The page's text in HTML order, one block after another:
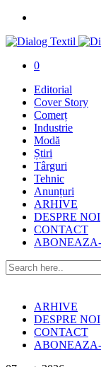
0
Editorial
Cover Story
Comerț
Industrie
Modă
Știri
Târguri
Tehnic
Anunțuri
ARHIVE
DESPRE NOI
CONTACT
ARHIVE
DESPRE NOI
CONTACT